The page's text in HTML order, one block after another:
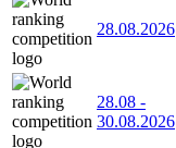
28.08.2026
28.08 -
30.08.2026